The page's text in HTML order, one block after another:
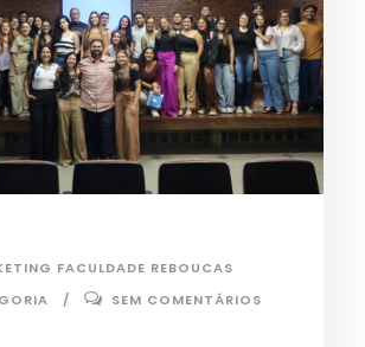
FACULDADE REBOUCAS
SEM COMENTÁRIOS